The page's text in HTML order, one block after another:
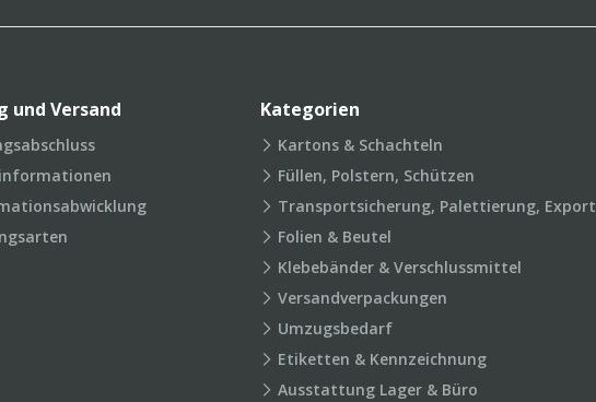
und Versand Kategorien
Kartons & Schachteln
Füllen, Polstern, Schützen
Transportsicherung, Palettierung, Export
Folien & Beutel
Klebebänder & Verschlussmittel
Versandverpackungen
Umzugsbedarf
Etiketten & Kennzeichnung
Ausstattung Lager & Büro